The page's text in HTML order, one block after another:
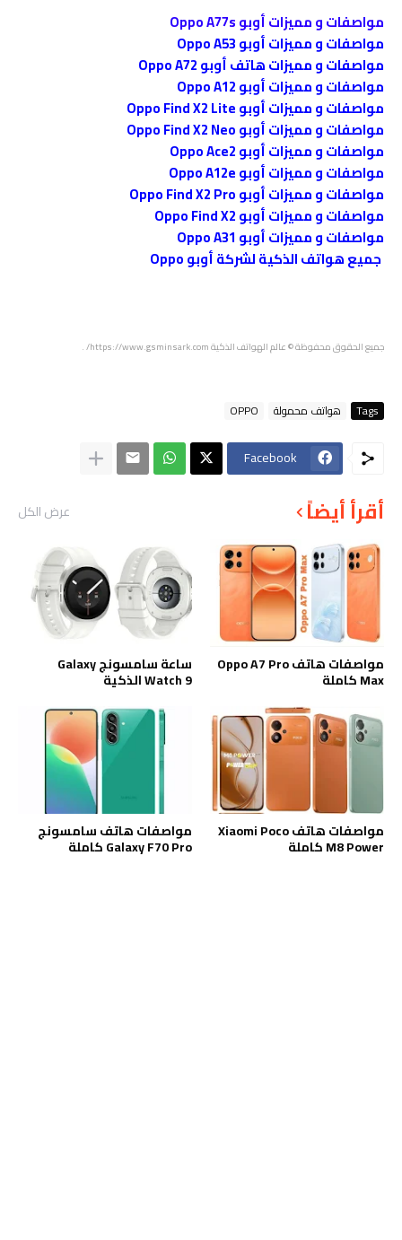
مواصفات و مميزات أوبو Oppo A77s
مواصفات و مميزات أوبو Oppo A53
مواصفات و مميزات هاتف أوبو Oppo A72
مواصفات و مميزات أوبو Oppo A12
مواصفات و مميزات أوبو Oppo Find X2 Lite
مواصفات و مميزات أوبو Oppo Find X2 Neo
مواصفات و مميزات أوبو Oppo Ace2
مواصفات و مميزات أوبو Oppo A12e
مواصفات و مميزات أوبو Oppo Find X2 Pro
مواصفات و مميزات أوبو Oppo Find X2
مواصفات و مميزات أوبو Oppo A31
جميع هواتف الذكية لشركة أوبو Oppo
جميع الحقوق محفوظة© عالم الهواتف الذكيةhttps://www.gsminsark.com/
.
Tags هواتف محمولة OPPO
Facebook
أقرأ أيضاً عرض الكل
مواصفات هاتف Oppo A7 Pro
Max كاملة
ساعة سامسونج Galaxy
Watch 9 الذكية
مواصفات هاتف Xiaomi Poco
M8 Power كاملة
مواصفات هاتف سامسونج
Galaxy F70 Pro كاملة